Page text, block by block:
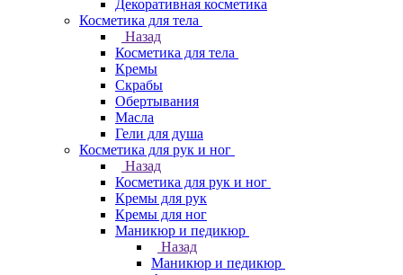
Декоративная косметика
Косметика для тела
Назад
Косметика для тела
Кремы
Скрабы
Обертывания
Масла
Гели для душа
Косметика для рук и ног
Назад
Косметика для рук и ног
Кремы для рук
Кремы для ног
Маникюр и педикюр
Назад
Маникюр и педикюр